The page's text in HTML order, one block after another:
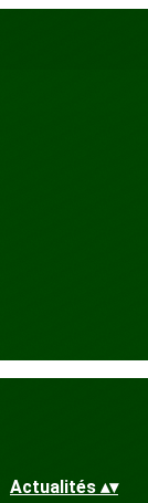
Actualités ▴▾